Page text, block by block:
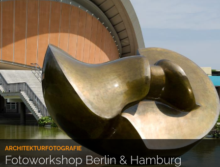
ARCHITEKTURFOTOGRAFIE
Fotoworkshop Berlin & Hamburg